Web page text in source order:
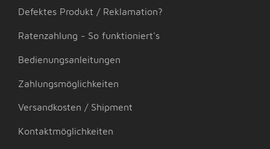
Defektes Produkt / Reklamation?
Ratenzahlung - So funktioniert's
Bedienungsanleitungen
Zahlungsmöglichkeiten
Versandkosten / Shipment
Kontaktmöglichkeiten